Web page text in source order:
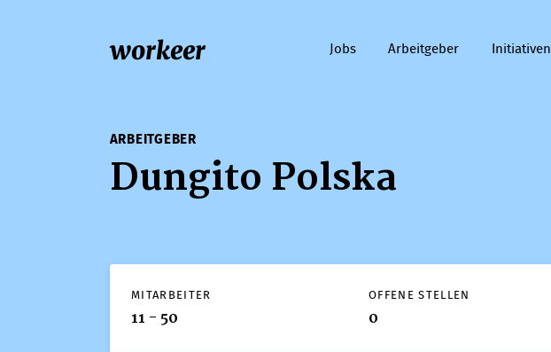
workeer Jobs Arbeitgeber Initiativen
ARBEITGEBER
Dungito Polska
MITARBEITER
11 - 50
OFFENE STELLEN
0